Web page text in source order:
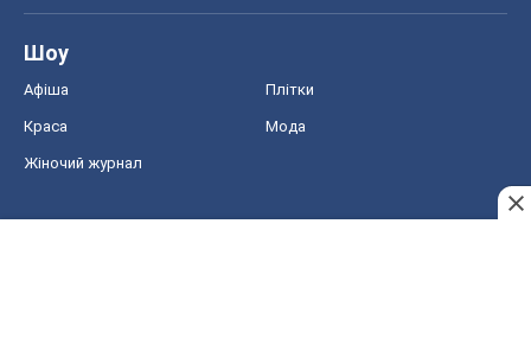
Шоу
Афіша Плітки
Краса Мода
Жіночий журнал